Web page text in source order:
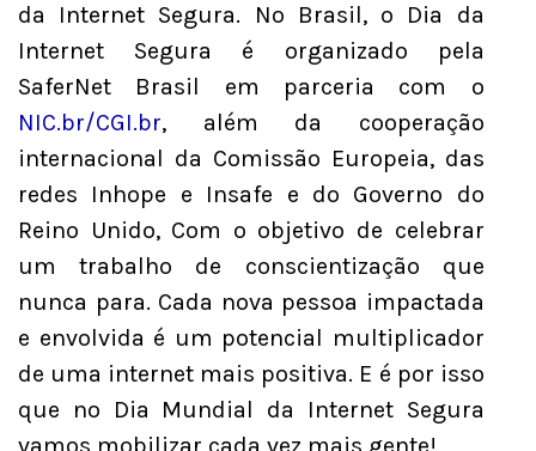
da Internet Segura. No Brasil, o Dia da
Internet Segura é organizado pela
SaferNet Brasil em parceria com o
NIC.br/CGI.br, além da cooperação
internacional da Comissão Europeia, das
redes Inhope e Insafe e do Governo do
Reino Unido, Com o objetivo de celebrar
um trabalho de conscientização que
nunca para. Cada nova pessoa impactada
e envolvida é um potencial multiplicador
de uma internet mais positiva. E é por isso
que no Dia Mundial da Internet Segura